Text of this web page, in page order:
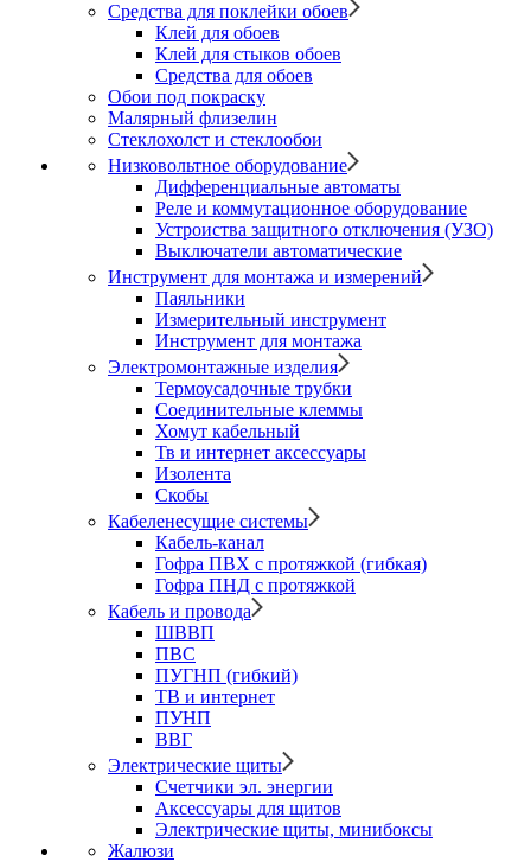
Средства для поклейки обоев
Клей для обоев
Клей для стыков обоев
Средства для обоев
Обои под покраску
Малярный флизелин
Стеклохолст и стеклообои
Низковольтное оборудование
Дифференциальные автоматы
Реле и коммутационное оборудование
Устроиства защитного отключения (УЗО)
Выключатели автоматические
Инструмент для монтажа и измерений
Паяльники
Измерительный инструмент
Инструмент для монтажа
Электромонтажные изделия
Термоусадочные трубки
Соединительные клеммы
Хомут кабельный
Тв и интернет аксессуары
Изолента
Скобы
Кабеленесущие системы
Кабель-канал
Гофра ПВХ с протяжкой (гибкая)
Гофра ПНД с протяжкой
Кабель и провода
ШВВП
ПВС
ПУГНП (гибкий)
ТВ и интернет
ПУНП
ВВГ
Электрические щиты
Счетчики эл. энергии
Аксессуары для щитов
Электрические щиты, минибоксы
Жалюзи